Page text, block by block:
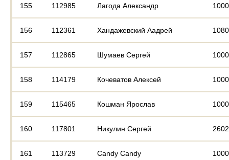
155 112985 Лагода Александр
156 112361 Хандажевский Аадрей
157 112865 Шумаев Сергей
158 114179 Кочеватов Алексей
159 115465 Кошман Ярослав
160 117801 Никулин Сергей
161 113729 Candy Candy